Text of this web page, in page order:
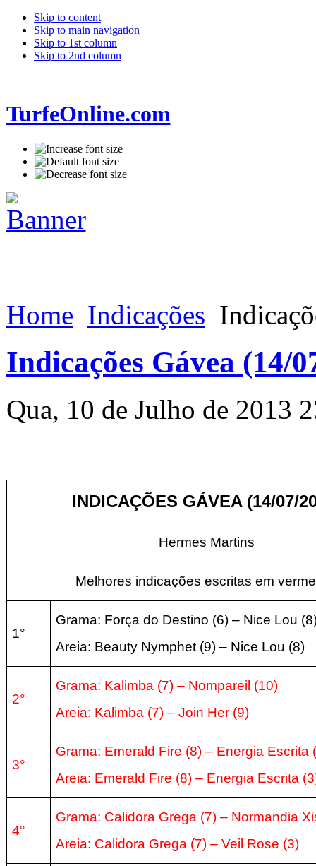
Skip to content
Skip to main navigation
Skip to 1st column
Skip to 2nd column
TurfeOnline.com
Home Indicações
Indicações Gávea (14/
Qua, 10 de Julho de 2013
INDICAÇÕES GÁVEA (14/07/
Hermes Martins
Melhores indicações escritas em
1°
Grama: Força do Destino (6) – Nice Lou
Areia: Beauty Nymphet (9) – Nice Lou (8)
2°
Grama: Kalimba (7) – Nompareil (10)
Areia: Kalimba (7) – Join Her (9)
3°
Grama: Emerald Fire (8) – Energia Escrita
Areia: Emerald Fire (8) – Energia Escrita
4°
Grama: Calidora Grega (7) – Normandia
Areia: Calidora Grega (7) – Veil Rose (3)